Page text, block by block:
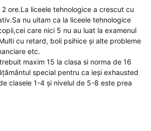
ore.La liceele tehnologice a crescut cu
nu uitam ca la liceele tehnologice
care nici 5 nu au luat la examenul
cu retard, boli psihice și alte probleme
etc.
maxim 15 la clasa si norma de 16
special pentru ca ieși exhausted
clasele 1-4 și nivelul de 5-8 este prea